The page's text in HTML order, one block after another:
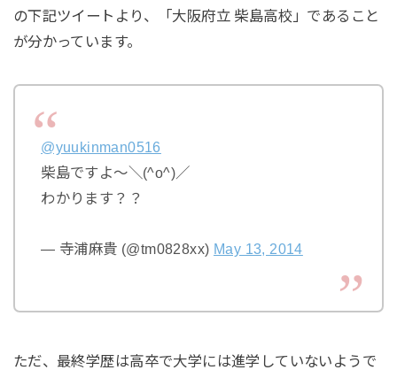
の下記ツイートより、「大阪府立 柴島高校」であること
が分かっています。
@yuukinman0516
柴島ですよ〜＼(^o^)／
わかります？？
— 寺浦麻貴 (@tm0828xx) May 13, 2014
ただ、最終学歴は高卒で大学には進学していないようで